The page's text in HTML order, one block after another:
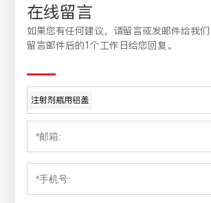
在线留言
如果您有任何建议，请留言或发邮件给我
留言邮件后的1个工作日给您回复。
注射剂瓶用铝盖